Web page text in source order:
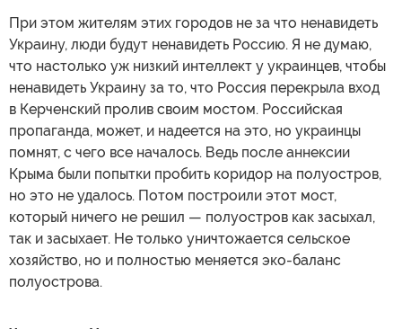
При этом жителям этих городов не за что ненавидеть
Украину, люди будут ненавидеть Россию. Я не думаю,
что настолько уж низкий интеллект у украинцев, чтобы
ненавидеть Украину за то, что Россия перекрыла вход
в Керченский пролив своим мостом. Российская
пропаганда, может, и надеется на это, но украинцы
помнят, с чего все началось. Ведь после аннексии
Крыма были попытки пробить коридор на полуостров,
но это не удалось. Потом построили этот мост,
который ничего не решил — полуостров как засыхал,
так и засыхает. Не только уничтожается сельское
хозяйство, но и полностью меняется эко-баланс
полуострова.